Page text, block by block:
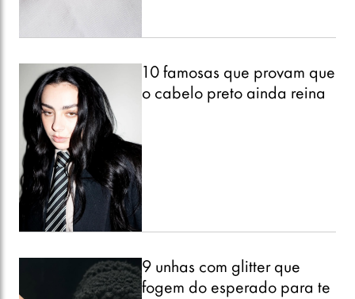
10 famosas que provam que
o cabelo preto ainda reina
9 unhas com glitter que
fogem do esperado para te